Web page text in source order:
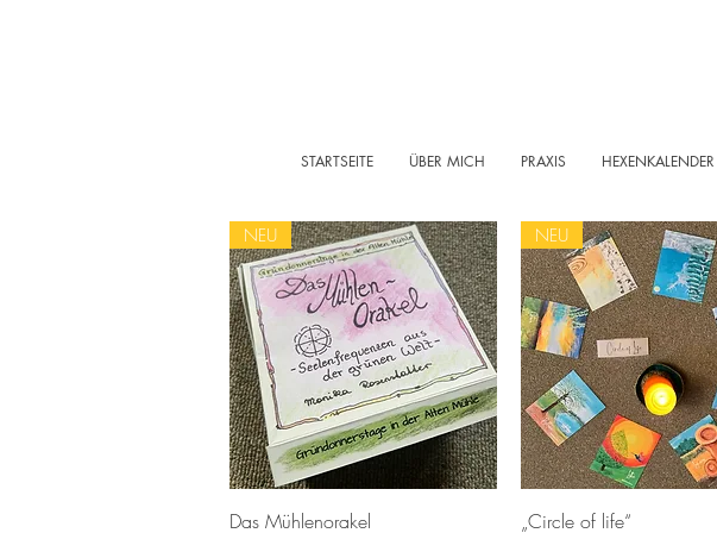
STARTSEITE ÜBER MICH PRAXIS HEXENKALENDER
Schnellansicht
NEU
Das Mühlenorakel
Schnellansicht
NEU
„Circle of life“